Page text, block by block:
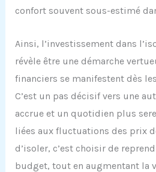
confort souvent sous-estimé
Ainsi, l’investissement dans
révèle être une démarche
financiers se manifestent dès
C’est un pas décisif vers une
accrue et un quotidien plus
liées aux fluctuations des prix
d’isoler, c’est choisir de
budget, tout en augmentant la